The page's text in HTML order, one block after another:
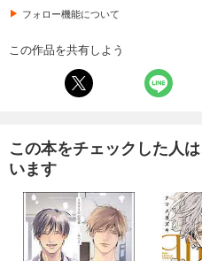
フォロー機能について
この作品を共有しよう
この本をチェックした人
います